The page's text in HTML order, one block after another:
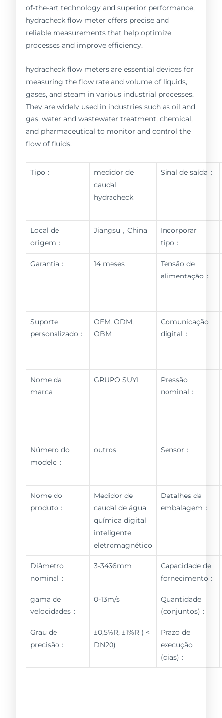
of-the-art technology and superior performance,
hydracheck flow meter offers precise and
reliable measurements that help optimize
processes and improve efficiency.
hydracheck flow meters are essential devices for
measuring the flow rate and volume of liquids,
gases, and steam in various industrial processes.
They are widely used in industries such as oil and
gas, water and wastewater treatment, chemical,
and pharmaceutical to monitor and control the
flow of fluids.
Tipo：
medidor de
caudal
hydracheck
Sinal de saída：
Local de
origem：
Jiangsu，China
Incorporar
tipo：
Garantia： 14 meses
Tensão de
alimentação：
Suporte
personalizado：
OEM, ODM,
OBM
Comunicação
digital：
Nome da
marca：
GRUPO SUYI
Pressão
nominal：
Número do
modelo：
outros Sensor：
Nome do
produto：
Medidor de
caudal de água
química digital
inteligente
eletromagnético
Detalhes da
embalagem：
Diâmetro
nominal：
3-3436mm
Capacidade de
fornecimento：
gama de
velocidades：
0-13m/s
Quantidade
(conjuntos)：
Grau de
precisão：
±0,5%R, ±1%R ( <
DN20)
Prazo de
execução
(dias)：